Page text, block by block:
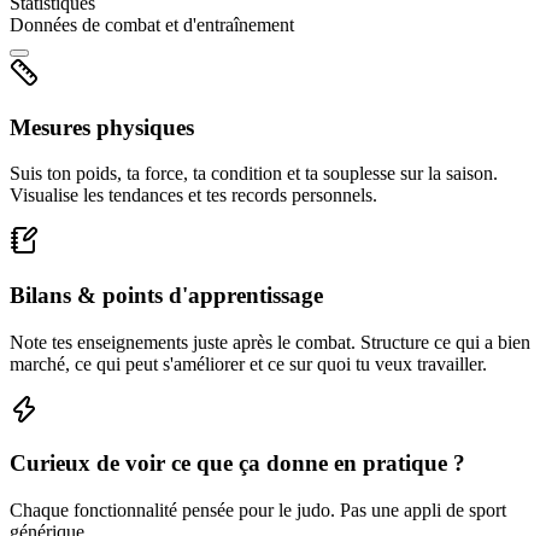
Données de combat et d'entraînement
Mesures physiques
Suis ton poids, ta force, ta condition et ta souplesse sur la saison.
Visualise les tendances et tes records personnels.
Bilans & points d'apprentissage
Note tes enseignements juste après le combat. Structure ce qui a bien
marché, ce qui peut s'améliorer et ce sur quoi tu veux travailler.
Curieux de voir ce que ça donne en pratique ?
Chaque fonctionnalité pensée pour le judo. Pas une appli de sport